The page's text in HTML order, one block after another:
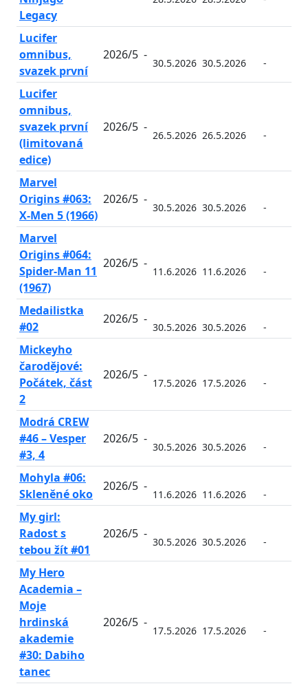
Legacy
Lucifer
omnibus,
svazek první
2026/5 -
30.5.2026 30.5.2026 -
Lucifer
omnibus,
svazek první
(limitovaná
edice)
2026/5 -
26.5.2026 26.5.2026 -
Marvel
Origins #063:
X-Men 5 (1966)
2026/5 -
30.5.2026 30.5.2026 -
Marvel
Origins #064:
Spider-Man 11
(1967)
2026/5 -
11.6.2026 11.6.2026 -
Medailistka
#02
2026/5 -
30.5.2026 30.5.2026 -
Mickeyho
čarodějové:
Počátek, část
2
2026/5 -
17.5.2026 17.5.2026 -
Modrá CREW
#46 – Vesper
#3, 4
2026/5 -
30.5.2026 30.5.2026 -
Mohyla #06:
Skleněné oko
2026/5 -
11.6.2026 11.6.2026 -
My girl:
Radost s
tebou žít #01
2026/5 -
30.5.2026 30.5.2026 -
My Hero
Academia –
Moje
hrdinská
akademie
#30: Dabiho
tanec
2026/5 -
17.5.2026 17.5.2026 -